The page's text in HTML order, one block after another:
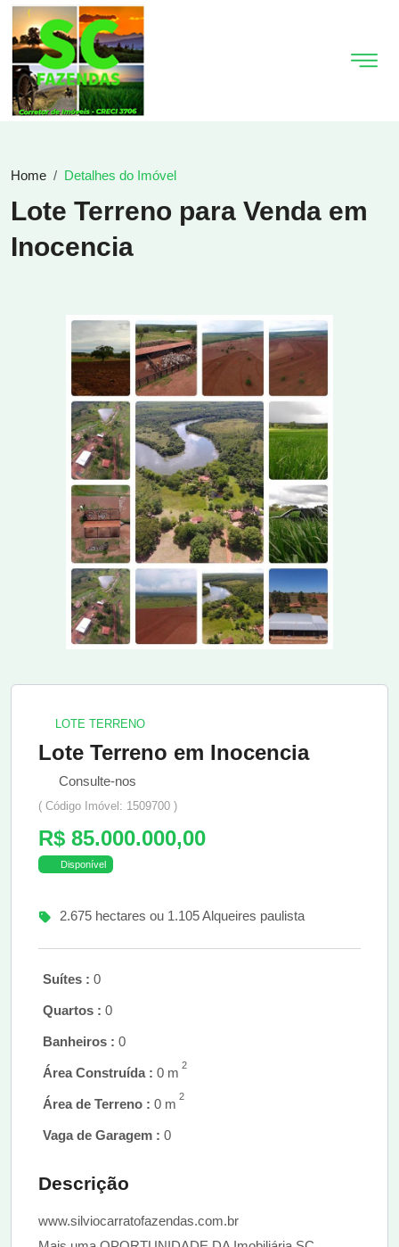
Home Detalhes do Imóvel
Lote Terreno para Venda em
Inocencia
LOTE TERRENO
Lote Terreno em Inocencia
Consulte-nos
( Código Imóvel: 1509700 )
R$ 85.000.000,00
Disponível
2.675 hectares ou 1.105 Alqueires paulista
Suítes : 0
Quartos : 0
Banheiros : 0
Área Construída : 0 m 2
Área de Terreno : 0 m 2
Vaga de Garagem : 0
Descrição
www.silviocarratofazendas.com.br